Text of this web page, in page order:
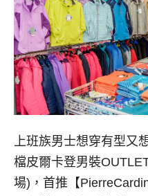
上班族男士想穿有型又
檔皮爾卡登男裝
場)，首推【